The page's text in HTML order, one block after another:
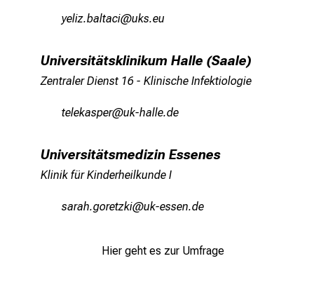
јiälßejgäbgyl foceif
Universitätsklinikum Halle (Saale)
Zentraler Dienst 16 - Klinische Infektiologie
biäDiogcöip f:o_zgääiemi
Universitätsmedizin Essenes
Klinik für Kinderheilkunde I
cgpgz xüJpibJßol fo_icciuemi
Hier geht es zur Umfrage